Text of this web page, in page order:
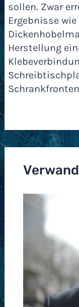
sollen. Zwar
Ergebnisse
Herstellung